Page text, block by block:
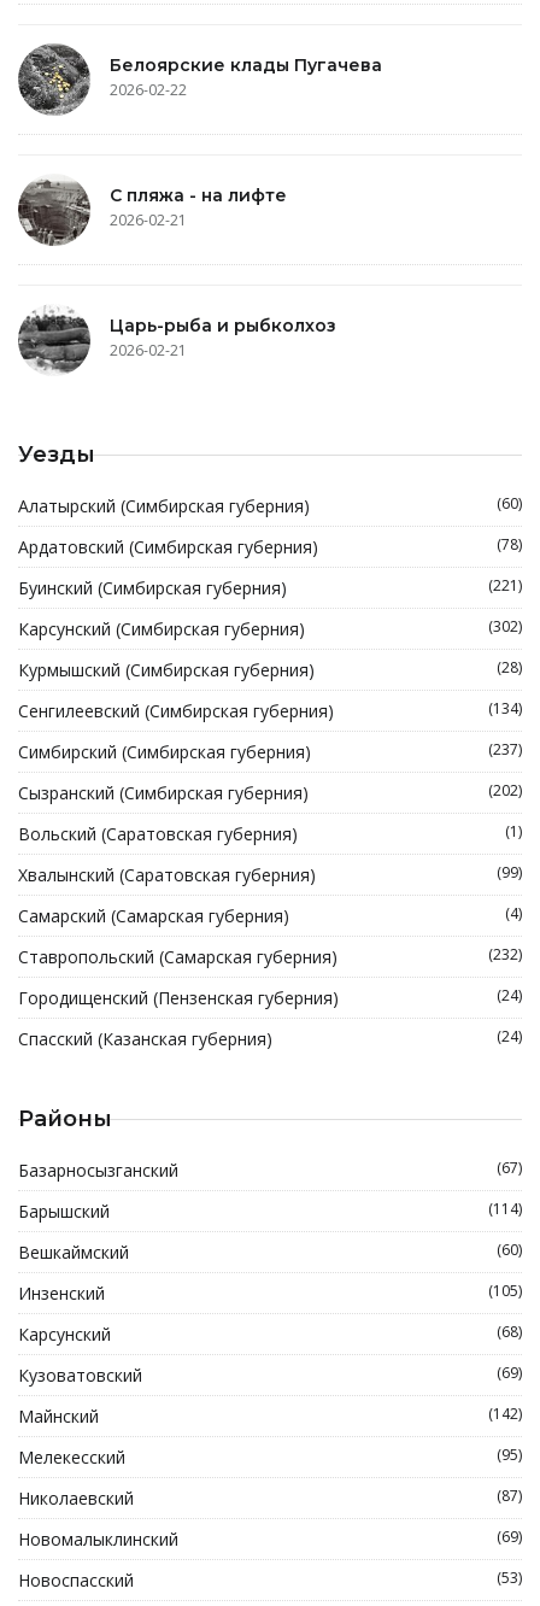
Белоярские клады Пугачева
2026-02-22
С пляжа - на лифте
2026-02-21
Царь-рыба и рыбколхоз
2026-02-21
Уезды
Алатырский (Симбирская губерния) (60)
Ардатовский (Симбирская губерния) (78)
Буинский (Симбирская губерния) (221)
Карсунский (Симбирская губерния) (302)
Курмышский (Симбирская губерния) (28)
Сенгилеевский (Симбирская губерния) (134)
Симбирский (Симбирская губерния) (237)
Сызранский (Симбирская губерния) (202)
Вольский (Саратовская губерния) (1)
Хвалынский (Саратовская губерния) (99)
Самарский (Самарская губерния) (4)
Ставропольский (Самарская губерния) (232)
Городищенский (Пензенская губерния) (24)
Спасский (Казанская губерния) (24)
Районы
Базарносызганский (67)
Барышский (114)
Вешкаймский (60)
Инзенский (105)
Карсунский (68)
Кузоватовский (69)
Майнский (142)
Мелекесский (95)
Николаевский (87)
Новомалыклинский (69)
Новоспасский (53)